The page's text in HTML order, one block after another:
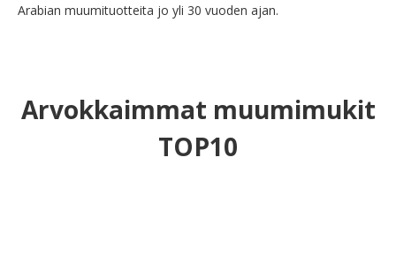
Arabian muumituotteita jo yli 30 vuoden ajan.
Arvokkaimmat muumimukit
TOP10